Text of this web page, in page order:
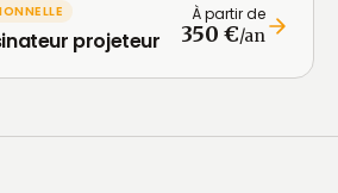
projeteur
À partir de
350 €/an